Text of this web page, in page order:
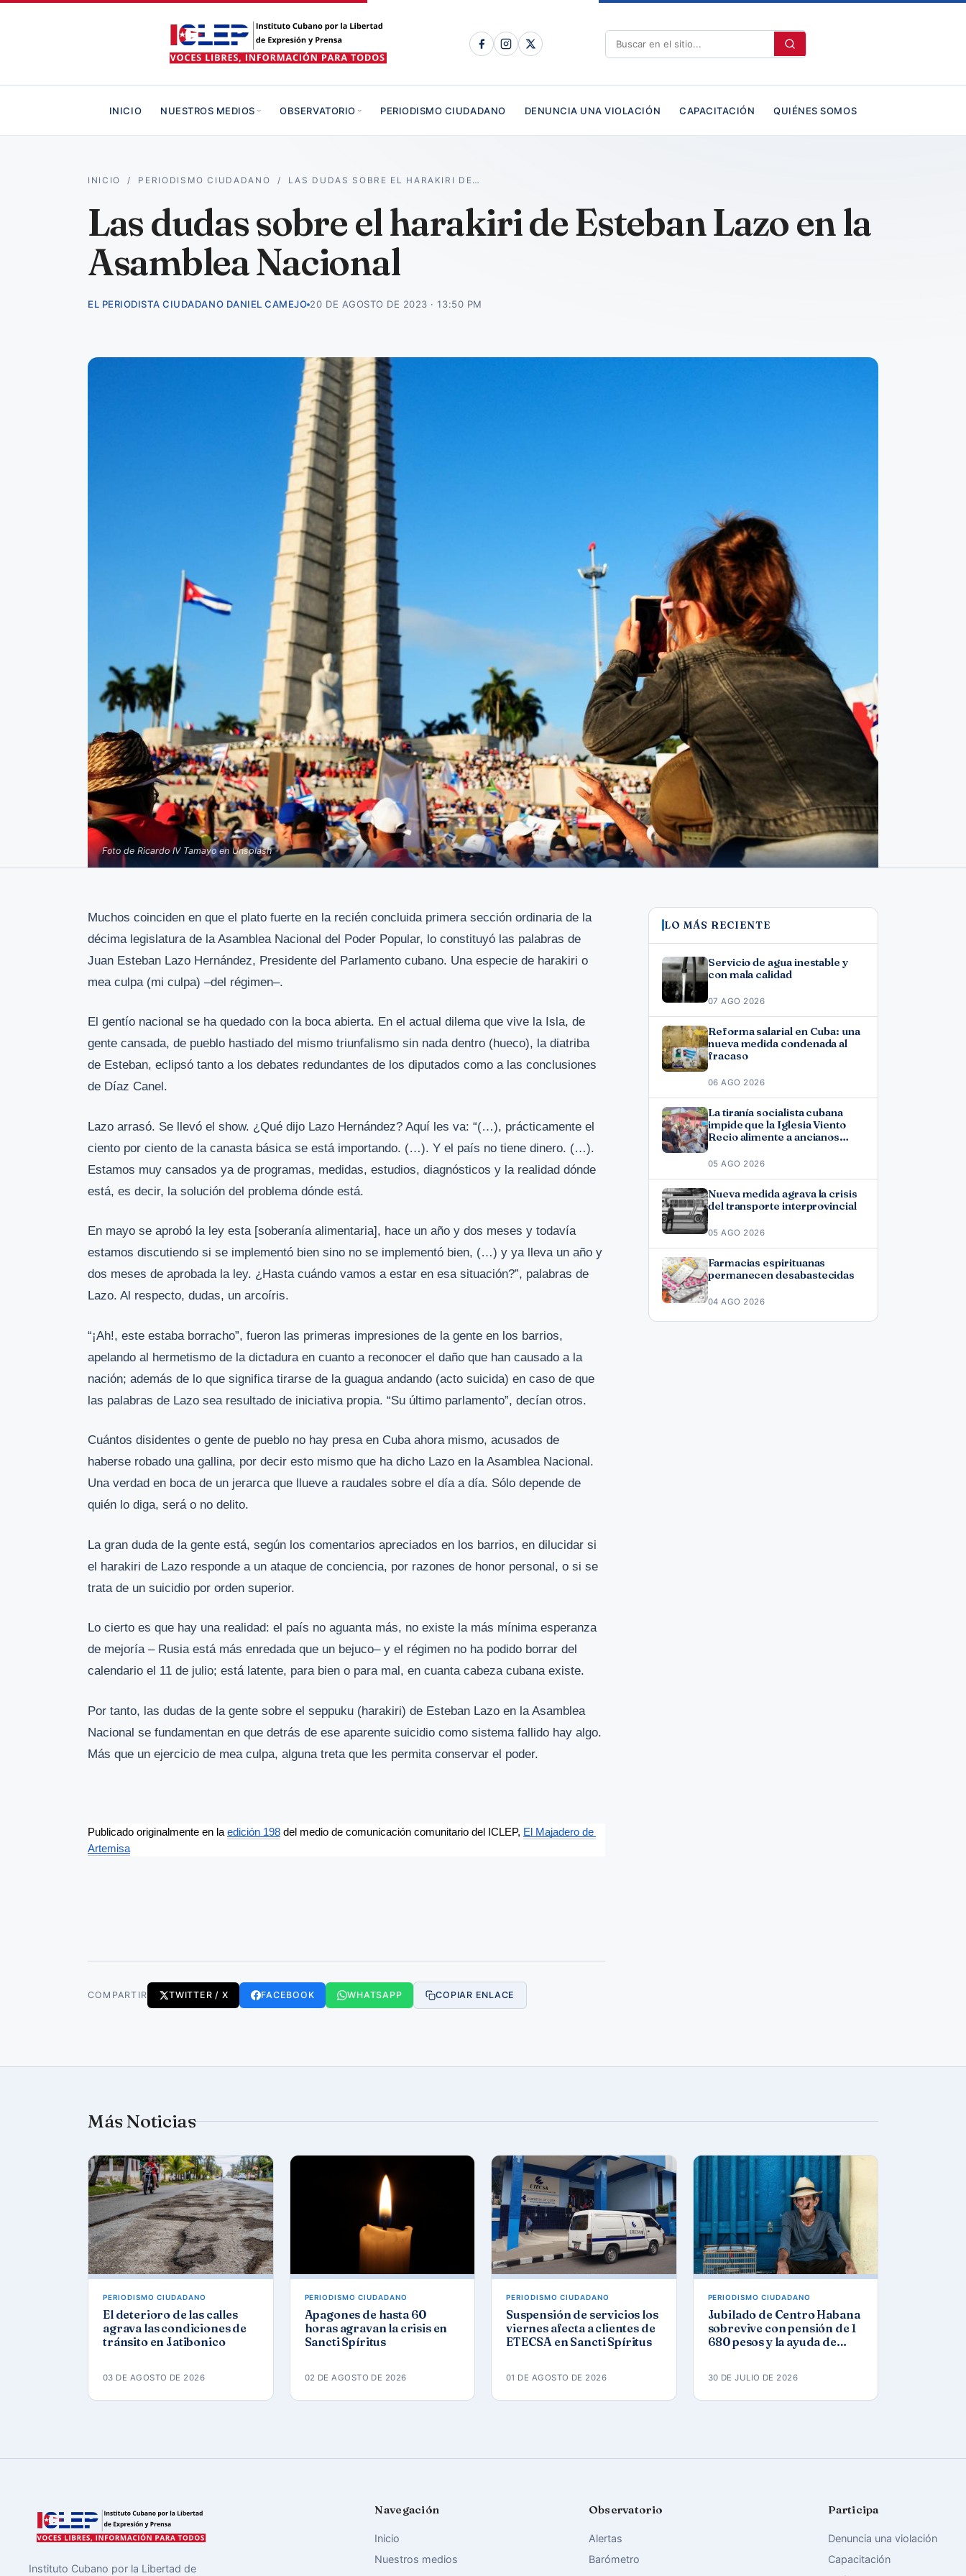
INICIO NUESTROS MEDIOS OBSERVATORIO PERIODISMO CIUDADANO DENUNCIA UNA VIOLACIÓN CAPACITACIÓN QUIÉNES SOMOS
INICIO / PERIODISMO CIUDADANO / LAS DUDAS SOBRE EL HARAKIRI DE…
Las dudas sobre el harakiri de Esteban Lazo en la
Asamblea Nacional
EL PERIODISTA CIUDADANO DANIEL CAMEJO 20 DE AGOSTO DE 2023 · 13:50 PM
Foto de Ricardo IV Tamayo en Unsplash
Muchos coinciden en que el plato fuerte en la recién concluida primera sección ordinaria de la
décima legislatura de la Asamblea Nacional del Poder Popular, lo constituyó las palabras de
Juan Esteban Lazo Hernández, Presidente del Parlamento cubano. Una especie de harakiri o
mea culpa (mi culpa) –del régimen–.
El gentío nacional se ha quedado con la boca abierta. En el actual dilema que vive la Isla, de
gente cansada, de pueblo hastiado del mismo triunfalismo sin nada dentro (hueco), la diatriba
de Esteban, eclipsó tanto a los debates redundantes de los diputados como a las conclusiones
de Díaz Canel.
Lazo arrasó. Se llevó el show. ¿Qué dijo Lazo Hernández? Aquí les va: “(…), prácticamente el
ciento por ciento de la canasta básica se está importando. (…). Y el país no tiene dinero. (…).
Estamos muy cansados ya de programas, medidas, estudios, diagnósticos y la realidad dónde
está, es decir, la solución del problema dónde está.
En mayo se aprobó la ley esta [soberanía alimentaria], hace un año y dos meses y todavía
estamos discutiendo si se implementó bien sino no se implementó bien, (…) y ya lleva un año y
dos meses de aprobada la ley. ¿Hasta cuándo vamos a estar en esa situación?”, palabras de
Lazo. Al respecto, dudas, un arcoíris.
“¡Ah!, este estaba borracho”, fueron las primeras impresiones de la gente en los barrios,
apelando al hermetismo de la dictadura en cuanto a reconocer el daño que han causado a la
nación; además de lo que significa tirarse de la guagua andando (acto suicida) en caso de que
las palabras de Lazo sea resultado de iniciativa propia. “Su último parlamento”, decían otros.
Cuántos disidentes o gente de pueblo no hay presa en Cuba ahora mismo, acusados de
haberse robado una gallina, por decir esto mismo que ha dicho Lazo en la Asamblea Nacional.
Una verdad en boca de un jerarca que llueve a raudales sobre el día a día. Sólo depende de
quién lo diga, será o no delito.
La gran duda de la gente está, según los comentarios apreciados en los barrios, en dilucidar si
el harakiri de Lazo responde a un ataque de conciencia, por razones de honor personal, o si se
trata de un suicidio por orden superior.
Lo cierto es que hay una realidad: el país no aguanta más, no existe la más mínima esperanza
de mejoría – Rusia está más enredada que un bejuco– y el régimen no ha podido borrar del
calendario el 11 de julio; está latente, para bien o para mal, en cuanta cabeza cubana existe.
Por tanto, las dudas de la gente sobre el seppuku (harakiri) de Esteban Lazo en la Asamblea
Nacional se fundamentan en que detrás de ese aparente suicidio como sistema fallido hay algo.
Más que un ejercicio de mea culpa, alguna treta que les permita conservar el poder.
Publicado originalmente en la edición 198 del medio de comunicación comunitario del ICLEP, El Majadero de
Artemisa
COMPARTIR TWITTER / X FACEBOOK WHATSAPP COPIAR ENLACE
LO MÁS RECIENTE
Servicio de agua inestable y
con mala calidad
07 AGO 2026
Reforma salarial en Cuba: una
nueva medida condenada al
fracaso
06 AGO 2026
La tiranía socialista cubana
impide que la Iglesia Viento
Recio alimente a ancianos
05 AGO 2026
Nueva medida agrava la crisis
del transporte interprovincial
05 AGO 2026
Farmacias espirituanas
permanecen desabastecidas
04 AGO 2026
Más Noticias
PERIODISMO CIUDADANO
El deterioro de las calles
agrava las condiciones de
tránsito en Jatibonico
03 DE AGOSTO DE 2026
PERIODISMO CIUDADANO
Apagones de hasta 60
horas agravan la crisis en
Sancti Spíritus
02 DE AGOSTO DE 2026
PERIODISMO CIUDADANO
Suspensión de servicios los
viernes afecta a clientes de
ETECSA en Sancti Spíritus
01 DE AGOSTO DE 2026
PERIODISMO CIUDADANO
Jubilado de Centro Habana
sobrevive con pensión de 1
680 pesos y la ayuda de
30 DE JULIO DE 2026
Instituto Cubano por la Libertad de
Navegación
Inicio
Nuestros medios
Observatorio
Alertas
Barómetro
Participa
Denuncia una violación
Capacitación